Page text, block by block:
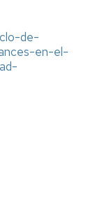
de-
en-el-